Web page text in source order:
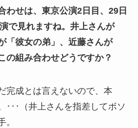
せは、東京公演2日目、29日
で見れますね。井上さんが
「彼女の弟」、近藤さんが
の組み合わせどうですか？
完成とは言えないので、本
･･･（井上さんを指差してボソ
。